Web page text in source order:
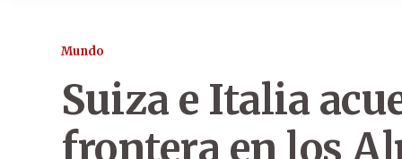
Mundo
Suiza e Italia
frontera en los